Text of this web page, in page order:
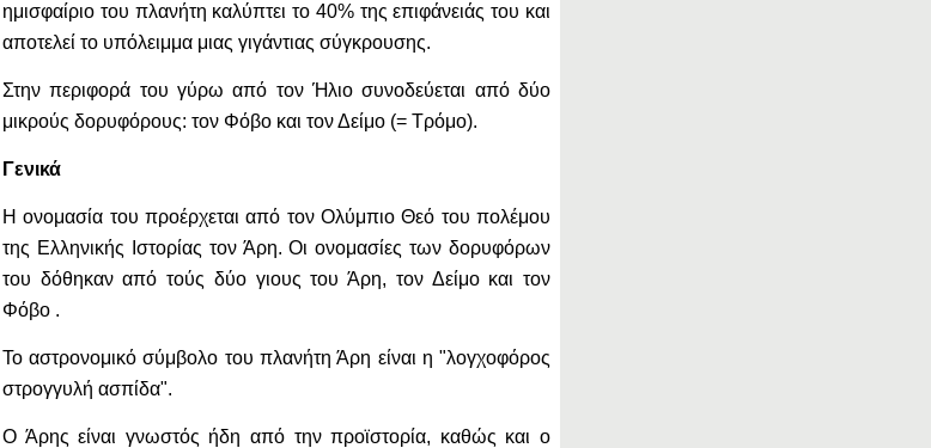
ημισφαίριο του πλανήτη καλύπτει το 40% της επιφάνειάς του και
αποτελεί το υπόλειμμα μιας γιγάντιας σύγκρουσης.
Στην περιφορά του γύρω από τον Ήλιο συνοδεύεται από δύο
μικρούς δορυφόρους: τον Φόβο και τον Δείμο (= Τρόμο).
Γενικά
Η ονομασία του προέρχεται από τον Ολύμπιο Θεό του πολέμου
της Ελληνικής Ιστορίας τον Άρη. Οι ονομασίες των δορυφόρων
του δόθηκαν από τούς δύο γιους του Άρη, τον Δείμο και τον
Φόβο .
Το αστρονομικό σύμβολο του πλανήτη Άρη είναι η "λογχοφόρος
στρογγυλή ασπίδα".
Ο Άρης είναι γνωστός ήδη από την προϊστορία, καθώς και ο